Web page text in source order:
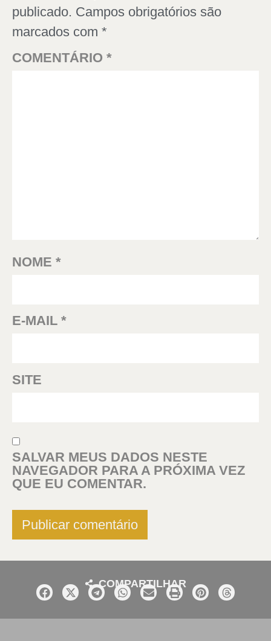
publicado. Campos obrigatórios são
marcados com *
COMENTÁRIO *
NOME *
E-MAIL *
SITE
SALVAR MEUS DADOS NESTE
NAVEGADOR PARA A PRÓXIMA VEZ
QUE EU COMENTAR.
COMPARTILHAR